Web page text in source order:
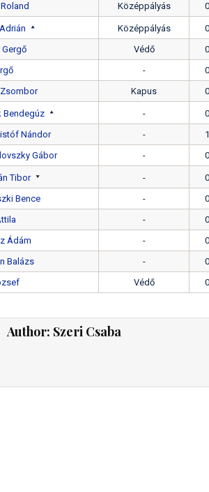
Középpályás 0
Középpályás 0
Védő 0
- 0
Kapus 0
Bendegúz - 0
Nándor
- 1
Gábor
- 0
Tibor - 0
Bence
- 0
- 0
Ádám
- 0
Balázs
- 0
Védő 0
Author: Szeri Csaba